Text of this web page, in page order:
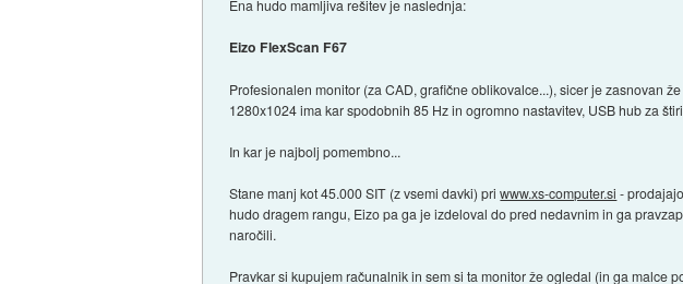
Ena hudo mamljiva rešitev je naslednja:
Eizo FlexScan F67
Profesionalen monitor (za CAD, grafične oblikovalce...), sicer je zasnovan
1280x1024 ima kar spodobnih 85 Hz in ogromno nastavitev, USB hub za
In kar je najbolj pomembno...
Stane manj kot 45.000 SIT (z vsemi davki) priwww.xs-computer.si -
hudo dragem rangu, Eizo pa ga je izdeloval do pred nedavnim in ga
naročili.
Pravkar si kupujem računalnik in sem si ta monitor že ogledal (in ga malce